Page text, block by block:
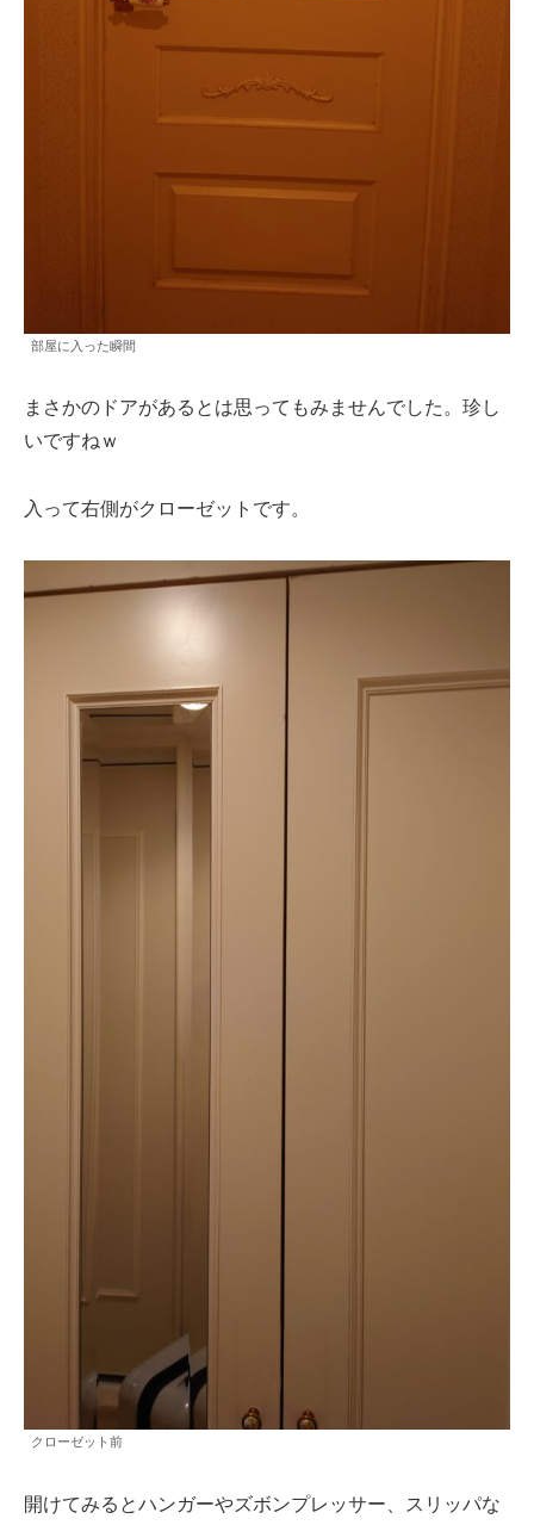
部屋に入った瞬間
まさかのドアがあるとは思ってもみませんでした。珍し
いですねｗ
入って右側がクローゼットです。
クローゼット前
開けてみるとハンガーやズボンプレッサー、スリッパな